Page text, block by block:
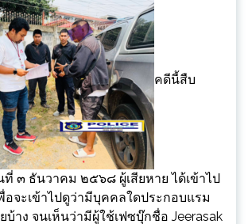
คดีนี้สืบ
ที่ ๓ ธันวาคม ๒๕๖๘ ผู้เสียหาย ได้เข้าไป
อจะเข้าไปดูว่ามีบุคคลใดประกอบแรม
บ้าง จนเห็นว่ามีผู้ใช้เฟซบุ๊กชื่อ Jeerasak